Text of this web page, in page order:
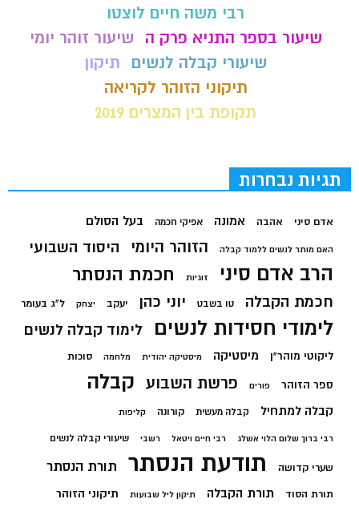
רבי משה חיים לוצטו
שיעור בספר התניא פרק ה
שיעור זוהר יומי
שיעורי קבלה לנשים
תיקון
תיקוני הזוהר לקריאה
תקופת בין המצרים 2019
תגיות נבחרות
אדם סיני אהבה אמונה אפיקי חכמה בעל הסולם
האם מותר לנשים ללמוד קבלה הזוהר היומי היסוד השבועי
הרב אדם סיני זוגיות חכמת הנסתר
חכמת הקבלה טו בשבט יוני כהן יעקב יצחק ל"ג בעומר
לימודי חסידות לנשים לימוד קבלה לנשים
ליקוטי מוהר"ן מיסטיקה מיסטיקה יהודית מלחמה סוכות
ספר הזוהר פורים פרשת השבוע קבלה
קבלה למתחיל קבלה מעשית קורונה קליפות
רבי ברוך שלום הלוי אשלג רבי חיים ויטאל רשבי שיעורי קבלה לנשים
שערי קדושה תודעת הנסתר תורת הנסתר
תורת הסוד תורת הקבלה תיקון ליל שבועות תיקוני הזוהר